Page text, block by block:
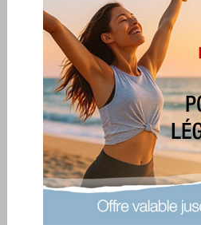
... pas trop d'imagination pour le titre, pour
J'évacue donc vite vite mon boulot où on a
et je dis que je suis contente en lisant les
et parce que je viens de finir mon 3ème jour...
repassage... !c'est la cerise sur le gâteau... un
gâteau ??? non, j'vous assure ça va !